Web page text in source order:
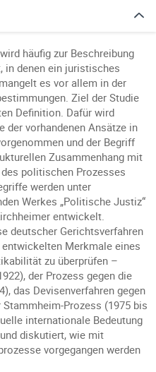
häufig zur Beschreibung
in denen ein juristisches
es vor allem in der
Ziel der Studie
Definition. Dafür wird
der vorhandenen Ansätze in
und der Begriff
Zusammenhang mit
politischen Prozesses
werden unter
Werkes „Politische Justiz“
entwickelt.
deutscher Gerichtsverfahren
Merkmale eines
zu überprüfen –
der Prozess gegen die
das Devisenverfahren gegen
Prozess (1975 bis
internationale Bedeutung
diskutiert, wie mit
vorgegangen werden